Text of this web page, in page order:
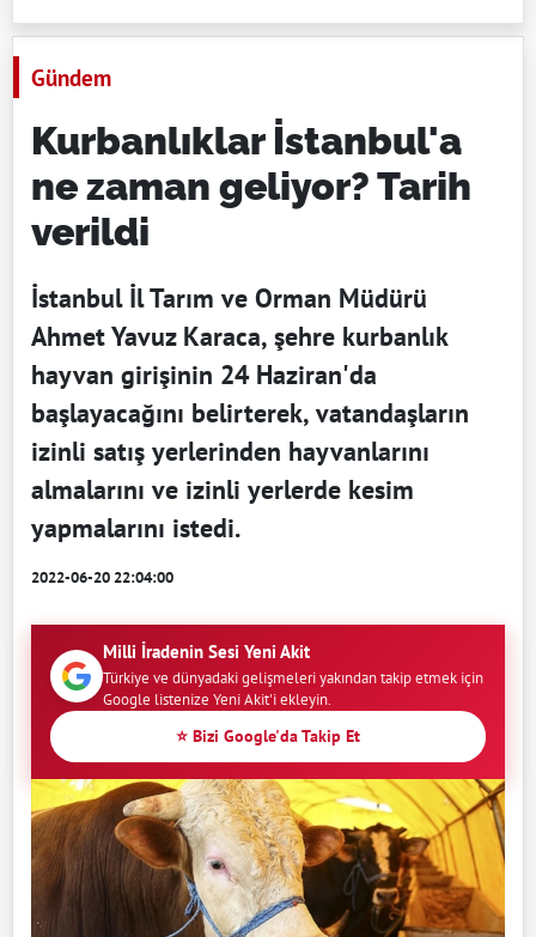
Gündem
Kurbanlıklar İstanbul'a
ne zaman geliyor? Tarih
verildi
İstanbul İl Tarım ve Orman Müdürü
Ahmet Yavuz Karaca, şehre kurbanlık
hayvan girişinin 24 Haziran'da
başlayacağını belirterek, vatandaşların
izinli satış yerlerinden hayvanlarını
almalarını ve izinli yerlerde kesim
yapmalarını istedi.
2022-06-20 22:04:00
Milli İradenin Sesi Yeni Akit
Türkiye ve dünyadaki gelişmeleri yakından takip etmek için
Google listenize Yeni Akit'i ekleyin.
⭐ Bizi Google'da Takip Et